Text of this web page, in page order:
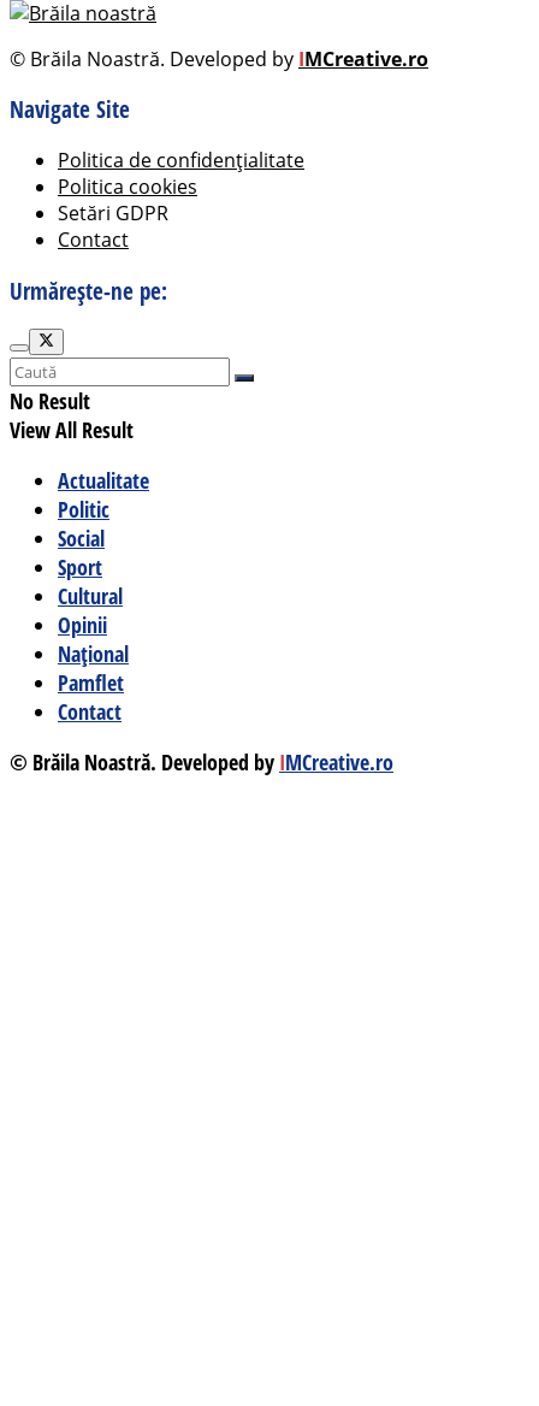
© Brăila Noastră. Developed by IMCreative.ro
Navigate Site
Politica de confidențialitate
Politica cookies
Setări GDPR
Contact
Urmărește-ne pe:
No Result
View All Result
Actualitate
Politic
Social
Sport
Cultural
Opinii
Național
Pamflet
Contact
© Brăila Noastră. Developed by IMCreative.ro